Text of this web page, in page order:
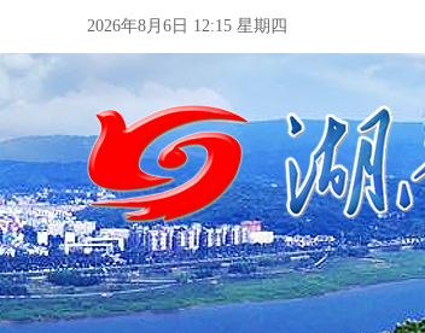
2026年8月6日 12:15 星期四